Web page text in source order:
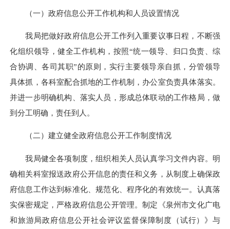
（一）政府信息公开工作机构和人员设置情况
我局把做好政府信息公开工作列入重要议事日程，不断强
化组织领导，健全工作机构，按照“统一领导、归口负责、综
合协调、各司其职”的原则，实行主要领导亲自抓，分管领导
具体抓，各科室配合抓地的工作机制，办公室负责具体落实。
并进一步明确机构、落实人员，形成总体联动的工作格局，做
到分工明确，责任到人。
（二）建立健全政府信息公开工作制度情况
我局健全各项制度，组织相关人员认真学习文件内容。明
确相关科室报送政府公开信息的责任和义务，从制度上确保政
府信息工作达到标准化、规范化、程序化的有效统一。认真落
实保密规定，严格政府信息公开管理。制定《泉州市文化广电
和旅游局政府信息公开社会评议监督保障制度（试行）》与